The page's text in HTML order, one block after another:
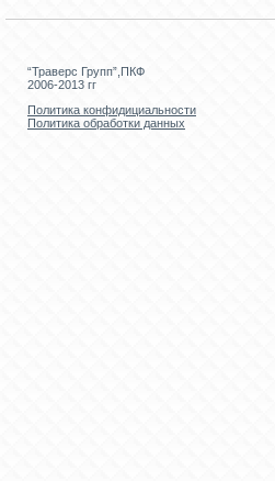
“Траверс Групп”,ПКФ
2006-2013 гг
Политика конфидициальности
Политика обработки данных